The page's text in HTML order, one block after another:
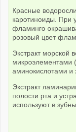
Красные
каротиноиды. При
фламинго
розовый цвет
Экстракт морской
микроэлементами
аминокислотами
Экстракт
полости рта и
используют в